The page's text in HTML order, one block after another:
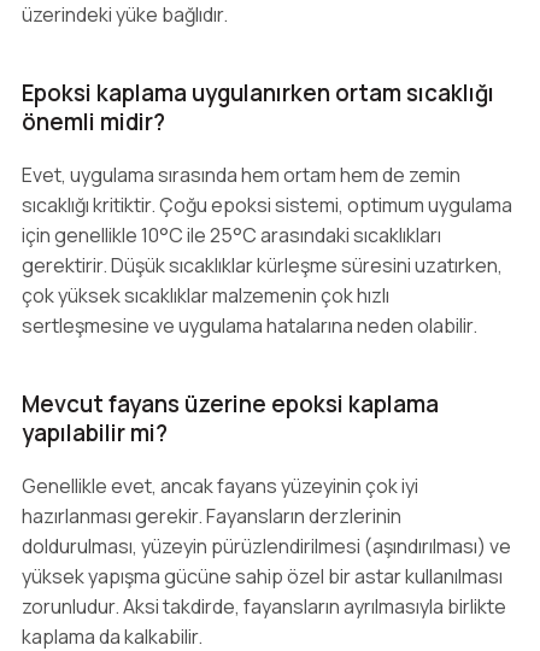
üzerindeki yüke bağlıdır.
Epoksi kaplama uygulanırken ortam sıcaklığı
önemli midir?
Evet, uygulama sırasında hem ortam hem de zemin
sıcaklığı kritiktir. Çoğu epoksi sistemi, optimum uygulama
için genellikle 10°C ile 25°C arasındaki sıcaklıkları
gerektirir. Düşük sıcaklıklar kürleşme süresini uzatırken,
çok yüksek sıcaklıklar malzemenin çok hızlı
sertleşmesine ve uygulama hatalarına neden olabilir.
Mevcut fayans üzerine epoksi kaplama
yapılabilir mi?
Genellikle evet, ancak fayans yüzeyinin çok iyi
hazırlanması gerekir. Fayansların derzlerinin
doldurulması, yüzeyin pürüzlendirilmesi (aşındırılması) ve
yüksek yapışma gücüne sahip özel bir astar kullanılması
zorunludur. Aksi takdirde, fayansların ayrılmasıyla birlikte
kaplama da kalkabilir.